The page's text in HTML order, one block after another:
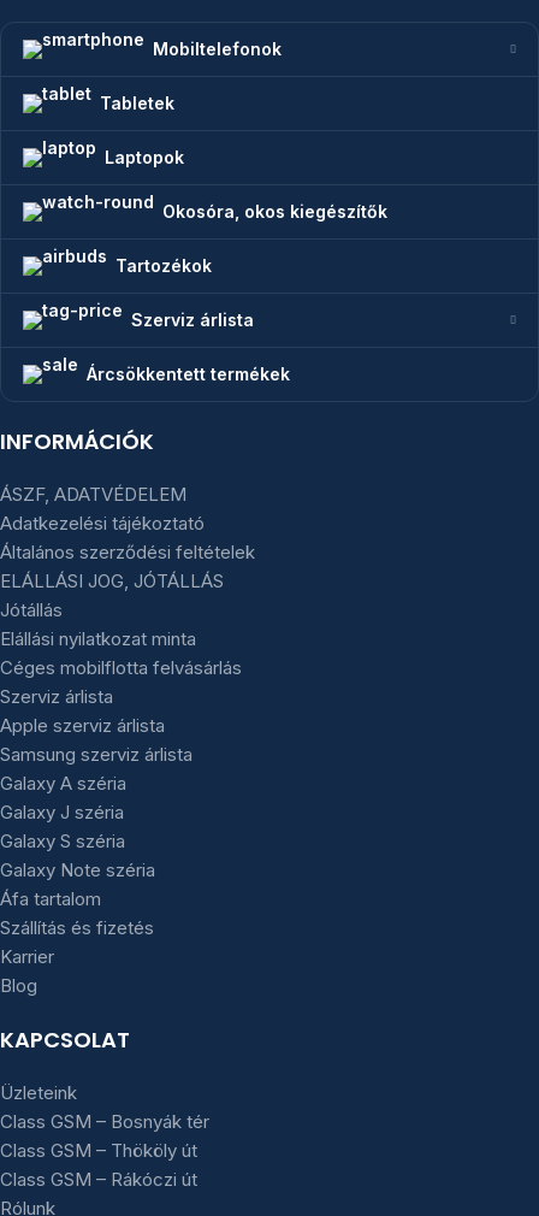
Mobiltelefonok
Tabletek
Laptopok
Okosóra, okos kiegészítők
Tartozékok
Szerviz árlista
Árcsökkentett termékek
INFORMÁCIÓK
ÁSZF, ADATVÉDELEM
Adatkezelési tájékoztató
Általános szerződési feltételek
ELÁLLÁSI JOG, JÓTÁLLÁS
Jótállás
Elállási nyilatkozat minta
Céges mobilflotta felvásárlás
Szerviz árlista
Apple szerviz árlista
Samsung szerviz árlista
Galaxy A széria
Galaxy J széria
Galaxy S széria
Galaxy Note széria
Áfa tartalom
Szállítás és fizetés
Karrier
Blog
KAPCSOLAT
Üzleteink
Class GSM – Bosnyák tér
Class GSM – Thököly út
Class GSM – Rákóczi út
Rólunk